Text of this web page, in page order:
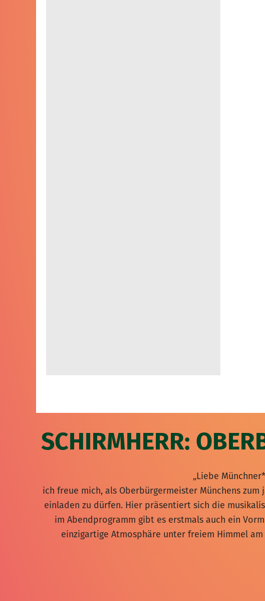
SCHIRMHERR:
„Liebe
ich freue mich, als Oberbürgermeister Münchens
einladen zu dürfen. Hier präsentiert sich die
im Abendprogramm gibt es erstmals auch ein
einzigartige Atmosphäre unter freiem Himmel